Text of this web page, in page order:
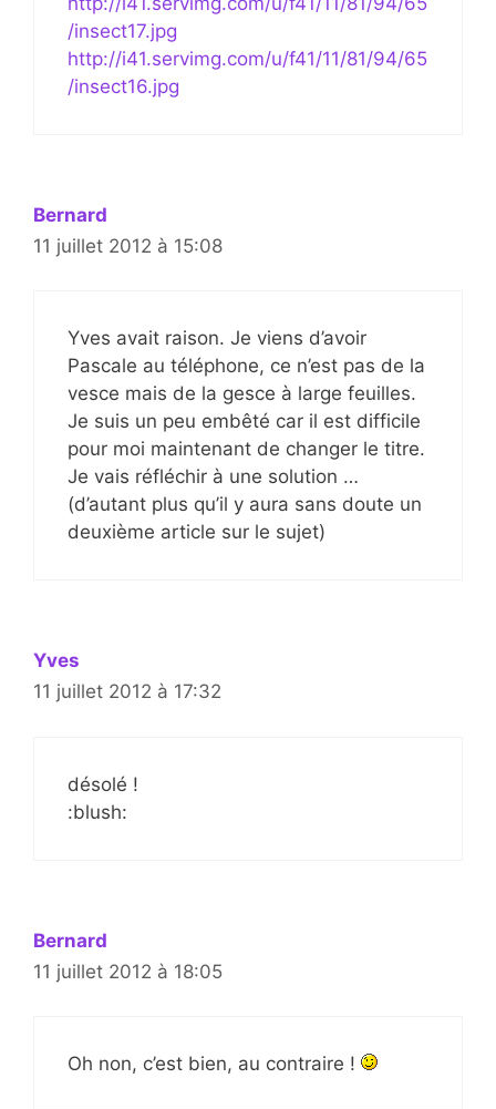
/insect17.jpg
http://i41.servimg.com/u/f41/11/81/94/65
/insect16.jpg
Bernard
11 juillet 2012 à 15:08
Yves avait raison. Je viens d’avoir
Pascale au téléphone, ce n’est pas de la
vesce mais de la gesce à large feuilles.
Je suis un peu embêté car il est difficile
pour moi maintenant de changer le titre.
Je vais réfléchir à une solution …
(d’autant plus qu’il y aura sans doute un
deuxième article sur le sujet)
Yves
11 juillet 2012 à 17:32
désolé !
:blush:
Bernard
11 juillet 2012 à 18:05
Oh non, c’est bien, au contraire !